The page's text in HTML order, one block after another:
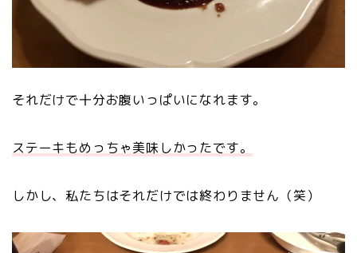
それだけで十分お腹いっぱいになれます。
ステーキもめっちゃ美味しかったです。
しかし、私たちはそれだけでは終わりません（笑）